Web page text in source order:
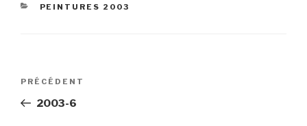
CATÉGORIES
PEINTURES 2003
Navigation
l’article
Article
précédent
PRÉCÉDENT
2003-6